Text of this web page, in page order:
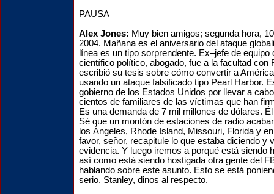
PAUSA
Alex Jones: Muy bien amigos; segunda hora,
2004. Mañana es el aniversario del ataque
línea es un tipo sorprendente. Ex–jefe de equipo
científico político, abogado, fue a la facultad con
escribió su tesis sobre cómo convertir a
usando un ataque falsificado tipo Pearl Harbor.
gobierno de los Estados Unidos por llevar a
cientos de familiares de las víctimas que han
Es una demanda de 7 mil millones de dólares.
Sé que un montón de estaciones de radio
los Ángeles, Rhode Island, Missouri, Florida y
favor, señor, recapitule lo que estaba diciendo y
evidencia. Y luego iremos a porqué está siendo
así como está siendo hostigada otra gente del
hablando sobre este asunto. Esto se está
serio. Stanley, dinos al respecto.